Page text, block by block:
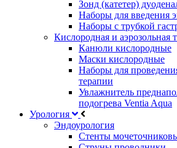
Зонд (катетер)
Наборы для введения
Наборы с трубкой
Кислородная и аэрозольная
Канюли кислородные
Маски кислородные
Наборы для
терапии
Увлажнитель
подогрева Ventia Aqua
Урология
Эндоурология
Стенты